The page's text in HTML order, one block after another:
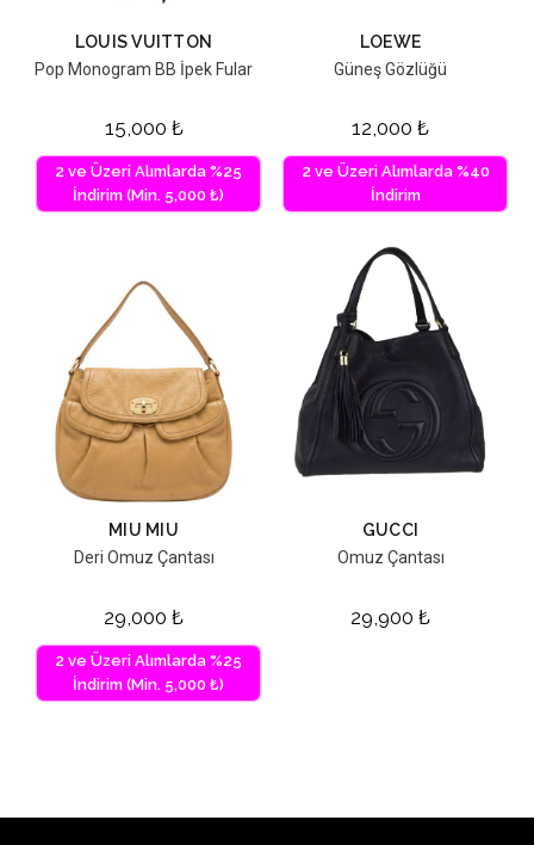
LOUIS VUITTON
Pop Monogram BB İpek Fular
15,000 ₺
2 ve Üzeri Alımlarda %25
İndirim (Min. 5,000 ₺)
LOEWE
Güneş Gözlüğü
12,000 ₺
2 ve Üzeri Alımlarda %40
İndirim
MIU MIU
Deri Omuz Çantası
29,000 ₺
2 ve Üzeri Alımlarda %25
İndirim (Min. 5,000 ₺)
GUCCI
Omuz Çantası
29,900 ₺